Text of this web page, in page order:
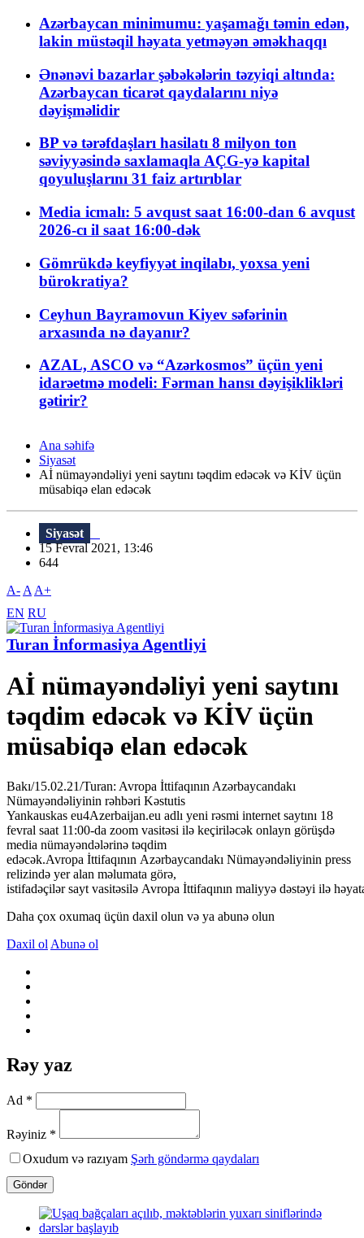
Azərbaycan minimumu: yaşamağı təmin edən,
lakin müstəqil həyata yetməyən əməkhaqqı
Ənənəvi bazarlar şəbəkələrin təzyiqi altında:
Azərbaycan ticarət qaydalarını niyə
dəyişməlidir
BP və tərəfdaşları hasilatı 8 milyon ton
səviyyəsində saxlamaqla AÇG-yə kapital
qoyuluşlarını 31 faiz artırıblar
Media icmalı: 5 avqust saat 16:00-dan 6 avqust
2026-cı il saat 16:00-dək
Gömrükdə keyfiyyət inqilabı, yoxsa yeni
bürokratiya?
Ceyhun Bayramovun Kiyev səfərinin
arxasında nə dayanır?
AZAL, ASCO və “Azərkosmos” üçün yeni
idarəetmə modeli: Fərman hansı dəyişiklikləri
gətirir?
Ana səhifə
Siyasət
Aİ nümayəndəliyi yeni saytını təqdim edəcək və KİV üçün
müsabiqə elan edəcək
Siyasət
15 Fevral 2021, 13:46
644
A- A A+
EN RU
Turan İnformasiya Agentliyi
Aİ nümayəndəliyi yeni saytını
təqdim edəcək və KİV üçün
müsabiqə elan edəcək
Bakı/15.02.21/Turan: Avropa İttifaqının Azərbaycandakı
Nümayəndəliyinin rəhbəri Kəstutis
Yankauskas eu4Azerbaijan.eu adlı yeni rəsmi internet saytını 18
fevral saat 11:00-da zoom vasitəsi ilə keçiriləcək onlayn görüşdə
media nümayəndələrinə təqdim
edəcək.Avropa İttifaqının Azərbaycandakı Nümayəndəliyinin press
relizində yer alan məlumata görə,
istifadəçilər sayt vasitəsilə Avropa İttifaqının maliyyə dəstəyi ilə
Daha çox oxumaq üçün daxil olun və ya abunə olun
Daxil ol Abunə ol
Rəy yaz
Ad *
Rəyiniz *
Oxudum və razıyam Şərh göndərmə qaydaları
Göndər